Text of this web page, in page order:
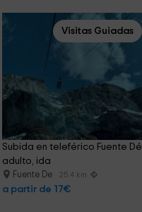
Visitas Guiadas
Subida en teleférico Fuente Dé
adulto, ida
Fuente De 25.4 km
a partir de 17€